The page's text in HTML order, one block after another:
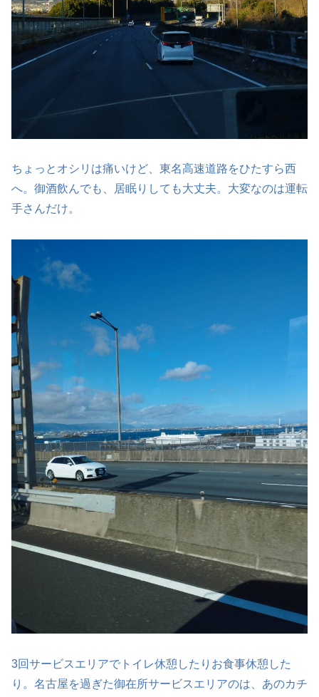
ちょっとオシリは痛いけど、東名高速道路をひたすら西
へ。御酒飲んでも、居眠りしても大丈夫。大変なのは運転
手さんだけ。
3回サービスエリアでトイレ休憩したりお食事休憩した
り。名古屋を過ぎた御在所サービスエリアのは、あのカチ